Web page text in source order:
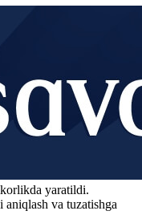
yaratildi.
va tuzatishga